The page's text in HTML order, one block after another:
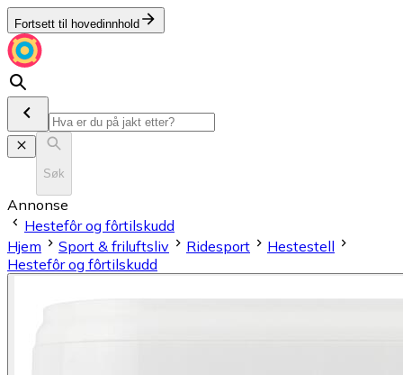
Fortsett til hovedinnhold
Søk
Annonse
Hestefôr og fôrtilskudd
Hjem
Sport & friluftsliv Ridesport
Hestestell
Hestefôr og fôrtilskudd